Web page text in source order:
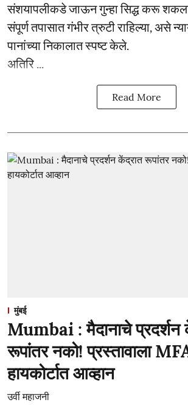
संशयापलीकडे जाऊन गुन्हा सिद्ध करू
संपूर्ण तपासात गंभीर त्रुटी राहिल्या, असे
पानांच्या निकालात स्पष्ट केले.
अतिरि ...
Read More
मुंबई
Mumbai : मैदानाचे प्रदर्शन
रूपांतर नको! प्रस्तावाला
हायकोर्टात आव्हान
उर्वी महाजनी